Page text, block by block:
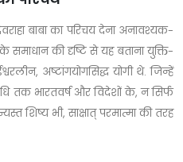
बाबा का परिचय देना अनावश्यक-
समाधान की दृष्टि से यह बताना युक्ति-
अष्टांगयोगसिद्ध योगी थे. जिन्हें
तक भारतवर्ष और विदेशों के, न सिर्फ
शिष्य भी, साक्षात् परमात्मा की तरह